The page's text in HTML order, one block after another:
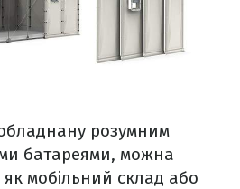
розумним
батареями, можна
мобільний склад або